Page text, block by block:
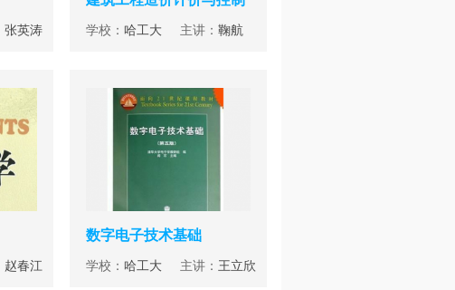
张英涛 学校： 哈工大 主讲： 鞠航
赵春江
数字电子技术基础
学校： 哈工大 主讲： 王立欣